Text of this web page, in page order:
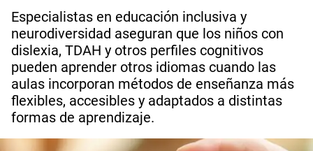
Especialistas en educación inclusiva y
neurodiversidad aseguran que los niños con
dislexia, TDAH y otros perfiles cognitivos
pueden aprender otros idiomas cuando las
aulas incorporan métodos de enseñanza más
flexibles, accesibles y adaptados a distintas
formas de aprendizaje.